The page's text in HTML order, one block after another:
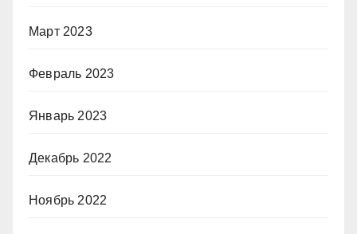
Март 2023
Февраль 2023
Январь 2023
Декабрь 2022
Ноябрь 2022